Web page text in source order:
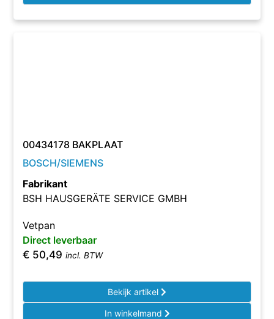
00434178 BAKPLAAT
BOSCH/SIEMENS
Fabrikant
BSH HAUSGERÄTE SERVICE GMBH
Vetpan
Direct leverbaar
€ 50,49 incl. BTW
Bekijk artikel
In winkelmand